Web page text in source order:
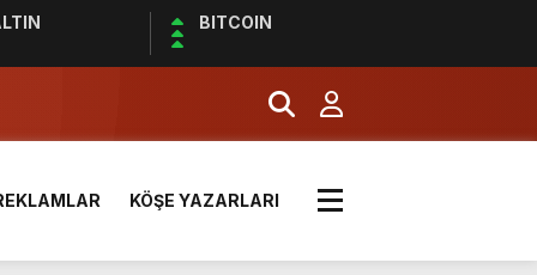
BITCOIN
10 TL!
KÖŞE YAZARLARI